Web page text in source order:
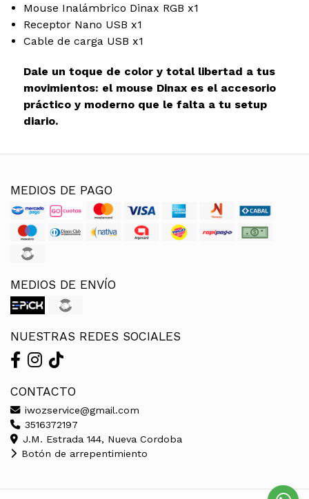
Mouse Inalámbrico Dinax RGB x1
Receptor Nano USB x1
Cable de carga USB x1
Dale un toque de color y total libertad a tus
movimientos: el mouse Dinax es el accesorio
práctico y moderno que le falta a tu setup
diario.
MEDIOS DE PAGO
MEDIOS DE ENVÍO
NUESTRAS REDES SOCIALES
CONTACTO
iwozservice@gmail.com
3516372197
J.M. Estrada 144, Nueva Cordoba
Botón de arrepentimiento